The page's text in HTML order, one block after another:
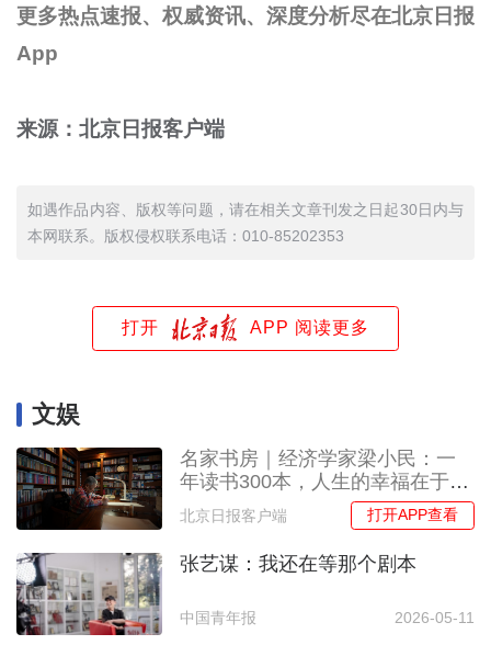
更多热点速报、权威资讯、深度分析尽在北京日报
App
来源：北京日报客户端
如遇作品内容、版权等问题，请在相关文章刊发之日起30日内与
本网联系。版权侵权联系电话：010-85202353
打开 APP 阅读更多
文娱
名家书房｜经济学家梁小民：一
年读书300本，人生的幸福在于选
择
北京日报客户端 打开APP查看
张艺谋：我还在等那个剧本
中国青年报 2026-05-11